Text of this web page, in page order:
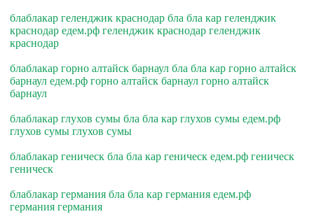
блаблакар геленджик краснодар бла бла кар геленджик
краснодар едем.рф геленджик краснодар геленджик
краснодар
блаблакар горно алтайск барнаул бла бла кар горно алтайск
барнаул едем.рф горно алтайск барнаул горно алтайск
барнаул
блаблакар глухов сумы бла бла кар глухов сумы едем.рф
глухов сумы глухов сумы
блаблакар геническ бла бла кар геническ едем.рф геническ
геническ
блаблакар германия бла бла кар германия едем.рф
германия германия